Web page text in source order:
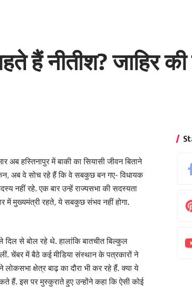
हैं नीतीश? जाहिर
हस्तिनापुर में बाकी का सियासी जीवन बिताने
अब वे सोच रहे हैं कि वे सबकुछ बन गए- विधायक
नहीं रहे. एक बार उन्हें राज्यसभा की सदस्यता
में मुख्यमंत्री रहते, ये सबकुछ संभव नहीं होगा.
से बोल रहे थे. हालांकि बातचीत बिल्कुल
चेंबर में बैठे कई मीडिया संस्थान के पत्रकारों ने
क्षेत्र बाढ़ का दौरा भी कर रहे हैं. क्या ये
हैं. इस पर मुस्कुराते हुए उन्होंने कहा कि ऐसी कोई